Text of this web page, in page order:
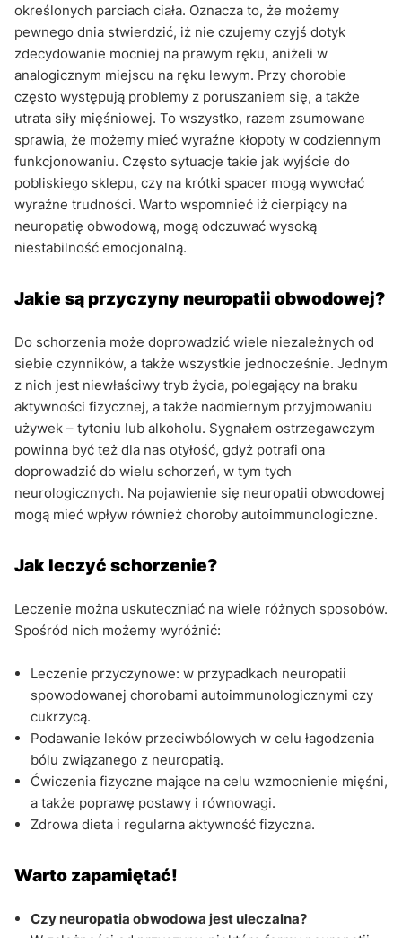
określonych parciach ciała. Oznacza to, że możemy
pewnego dnia stwierdzić, iż nie czujemy czyjś dotyk
zdecydowanie mocniej na prawym ręku, aniżeli w
analogicznym miejscu na ręku lewym. Przy chorobie
często występują problemy z poruszaniem się, a także
utrata siły mięśniowej. To wszystko, razem zsumowane
sprawia, że możemy mieć wyraźne kłopoty w codziennym
funkcjonowaniu. Często sytuacje takie jak wyjście do
pobliskiego sklepu, czy na krótki spacer mogą wywołać
wyraźne trudności. Warto wspomnieć iż cierpiący na
neuropatię obwodową, mogą odczuwać wysoką
niestabilność emocjonalną.
Jakie są przyczyny neuropatii obwodowej?
Do schorzenia może doprowadzić wiele niezależnych od
siebie czynników, a także wszystkie jednocześnie. Jednym
z nich jest niewłaściwy tryb życia, polegający na braku
aktywności fizycznej, a także nadmiernym przyjmowaniu
używek – tytoniu lub alkoholu. Sygnałem ostrzegawczym
powinna być też dla nas otyłość, gdyż potrafi ona
doprowadzić do wielu schorzeń, w tym tych
neurologicznych. Na pojawienie się neuropatii obwodowej
mogą mieć wpływ również choroby autoimmunologiczne.
Jak leczyć schorzenie?
Leczenie można uskuteczniać na wiele różnych sposobów.
Spośród nich możemy wyróżnić:
Leczenie przyczynowe: w przypadkach neuropatii
spowodowanej chorobami autoimmunologicznymi czy
cukrzycą.
Podawanie leków przeciwbólowych w celu łagodzenia
bólu związanego z neuropatią.
Ćwiczenia fizyczne mające na celu wzmocnienie mięśni,
a także poprawę postawy i równowagi.
Zdrowa dieta i regularna aktywność fizyczna.
Warto zapamiętać!
Czy neuropatia obwodowa jest uleczalna?